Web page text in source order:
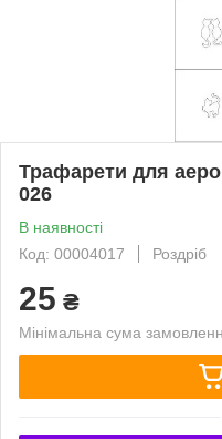
Трафарети для
026
В наявності
Код: 00004017
Роздріб
25 ₴
Мінімальна сума